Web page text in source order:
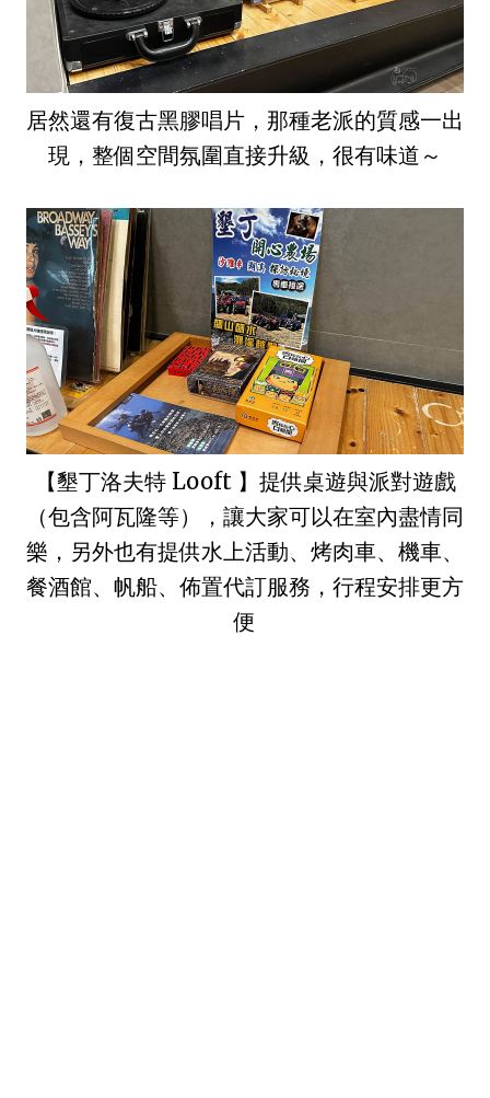
居然還有復古黑膠唱片，那種老派的質感一出
現，整個空間氛圍直接升級，很有味道～
【墾丁洛夫特 Looft 】提供桌遊與派對遊戲
（包含阿瓦隆等），讓大家可以在室內盡情同
樂，另外也有提供水上活動、烤肉車、機車、
餐酒館、帆船、佈置代訂服務，行程安排更方
便